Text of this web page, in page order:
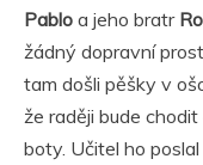
Pablo a jeho bratr
žádný dopravní
tam došli pěšky v
že raději bude
boty. Učitel ho